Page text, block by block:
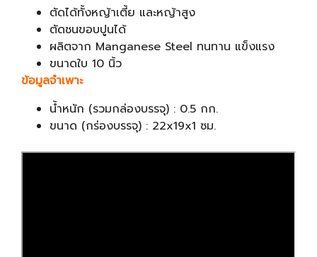
ตัดได้ทั้งหญ้าเตี้ย และหญ้าสูง
ตัดชนขอบปูนได้
ผลิตจาก Manganese Steel ทนทาน แข็งแรง
ขนาดใบ 10 นิ้ว
ข้อมูลจำเพาะ
น้ำหนัก (รวมกล่องบรรจุ) : 0.5 กก.
ขนาด (กร่องบรรจุ) : 22x19x1 ซม.